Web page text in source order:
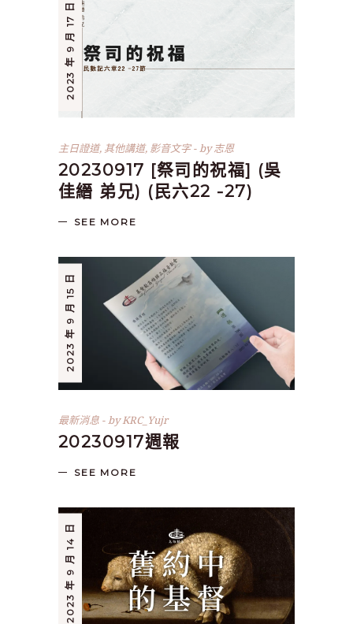
2023 年 9 月 17 日
主日證道, 其他講道, 影音文字 by志恩
20230917 [祭司的祝福] (吳
佳縉 弟兄) (民六22 -27)
SEE MORE
2023 年 9 月 15 日
最新消息 byKRC_Yujr
20230917週報
SEE MORE
2023 年 9 月 14 日